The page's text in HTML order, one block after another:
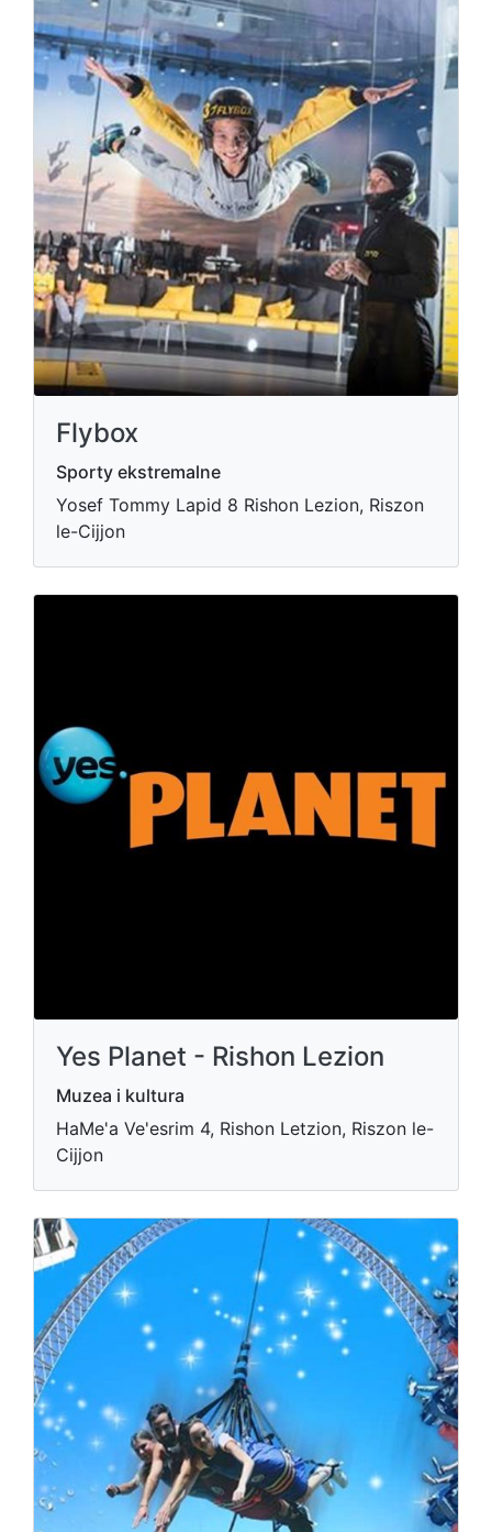
Flybox
Sporty ekstremalne
Yosef Tommy Lapid 8 Rishon Lezion, Riszon
le-Cijjon
Yes Planet - Rishon Lezion
Muzea i kultura
HaMe'a Ve'esrim 4, Rishon Letzion, Riszon le-
Cijjon